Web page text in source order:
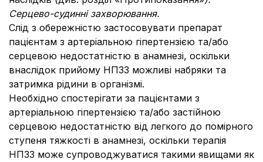
Серцево-судинні захворювання.
Слід з обережністю застосовувати препарат
пацієнтам з артеріальною гіпертензією та/або
серцевою недостатністю в анамнезі, оскільки
внаслідок прийому НПЗЗ можливі набряки та
затримка рідини в організмі.
Необхідно спостерігати за пацієнтами з
артеріальною гіпертензією та/або застійною
серцевою недостатністю від легкого до помірного
ступеня тяжкості в анамнезі, оскільки терапія
НПЗЗ може супроводжуватися такими явищами як